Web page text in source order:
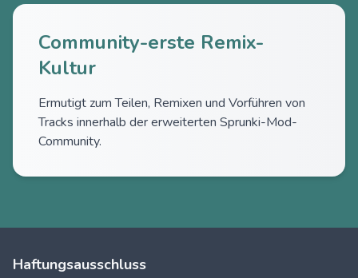
Community-erste Remix-
Kultur
Ermutigt zum Teilen, Remixen und Vorführen von
Tracks innerhalb der erweiterten Sprunki-Mod-
Community.
Haftungsausschluss